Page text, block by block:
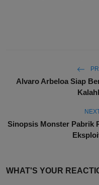
Alvaro Arbeloa Siap
Sinopsis Monster Pabrik
WHAT'S YOUR